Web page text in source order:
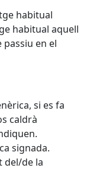
habitual
habitual aquell
en el
si es fa
caldrà
signada.
del/de la